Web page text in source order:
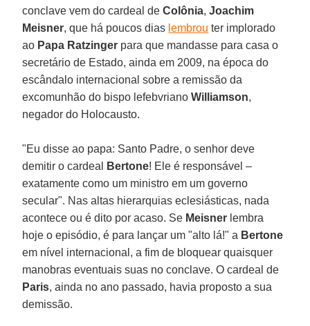
conclave vem do cardeal deColônia,Joachim
Meisner, que há poucos dias lembrou ter implorado
ao Papa Ratzinger para que mandasse para casa o
secretário de Estado, ainda em 2009, na época do
escândalo internacional sobre a remissão da
excomunhão do bispo lefebvrianoWilliamson,
negador do Holocausto.
"Eu disse ao papa: Santo Padre, o senhor deve
demitir o cardeal
Bertone! Ele é responsável –
exatamente como um ministro em um governo
secular". Nas altas hierarquias eclesiásticas, nada
acontece ou é dito por acaso. Se Meisner lembra
hoje o episódio, é para lançar um "alto lá!" a Bertone
em nível internacional, a fim de bloquear quaisquer
manobras eventuais suas no conclave. O cardeal de
Paris, ainda no ano passado, havia proposto a sua
demissão.